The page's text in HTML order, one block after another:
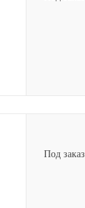
Под заказ